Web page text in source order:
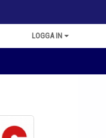
LOGGA IN